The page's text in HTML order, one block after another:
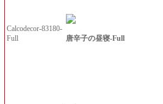
Calcodecor-83180-
Full
唐辛子の昼寝-Full